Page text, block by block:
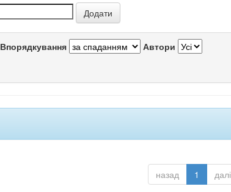
Впорядкування Автори
назад 1 далі